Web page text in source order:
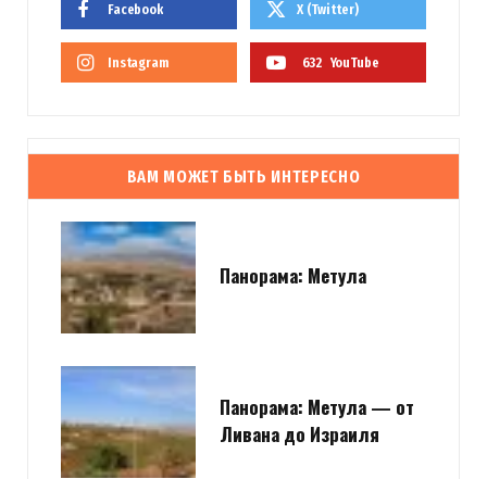
Facebook X (Twitter)
Instagram 632 YouTube
ВАМ МОЖЕТ БЫТЬ ИНТЕРЕСНО
Панорама: Метула
Панорама: Метула — от
Ливана до Израиля